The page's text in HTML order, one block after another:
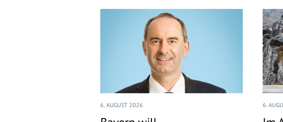
6. AUGUST 2026 6.